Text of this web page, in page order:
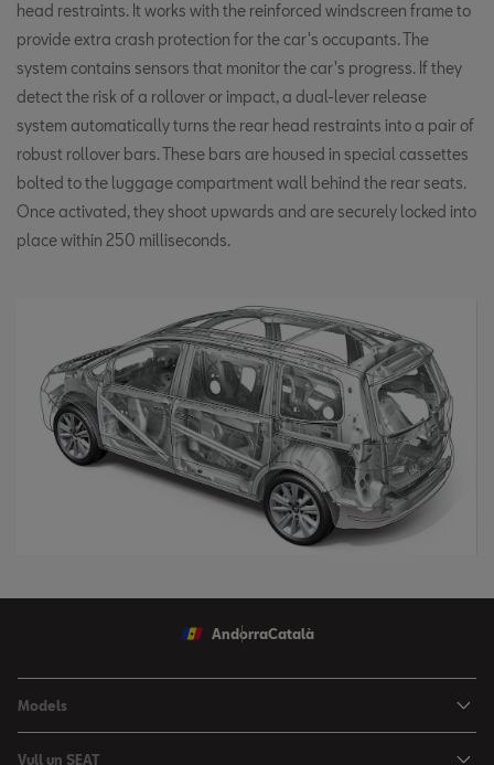
head restraints. It works with the reinforced windscreen frame to
provide extra crash protection for the car's occupants. The
system contains sensors that monitor the car's progress. If they
detect the risk of a rollover or impact, a dual-lever release
system automatically turns the rear head restraints into a pair of
robust rollover bars. These bars are housed in special cassettes
bolted to the luggage compartment wall behind the rear seats.
Once activated, they shoot upwards and are securely locked into
place within 250 milliseconds.
AndorraCatalà
Models
Vull un SEAT